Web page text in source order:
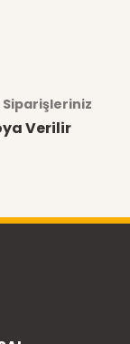
Siparişleriniz
Verilir